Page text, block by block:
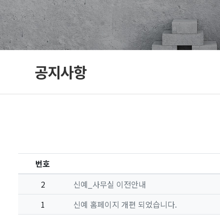
공지사항
번호
2
신예_사무실 이전안내
1
신예 홈페이지 개편 되었습니다.